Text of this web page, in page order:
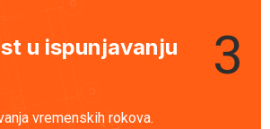
u ispunjavanju
3
vremenskih rokova.